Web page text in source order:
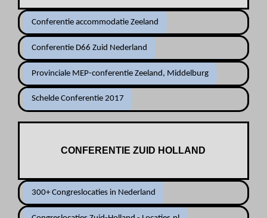
Conferentie accommodatie Zeeland
Conferentie D66 Zuid Nederland
Provinciale MEP-conferentie Zeeland, Middelburg
Schelde Conferentie 2017
CONFERENTIE ZUID HOLLAND
300+ Congreslocaties in Nederland